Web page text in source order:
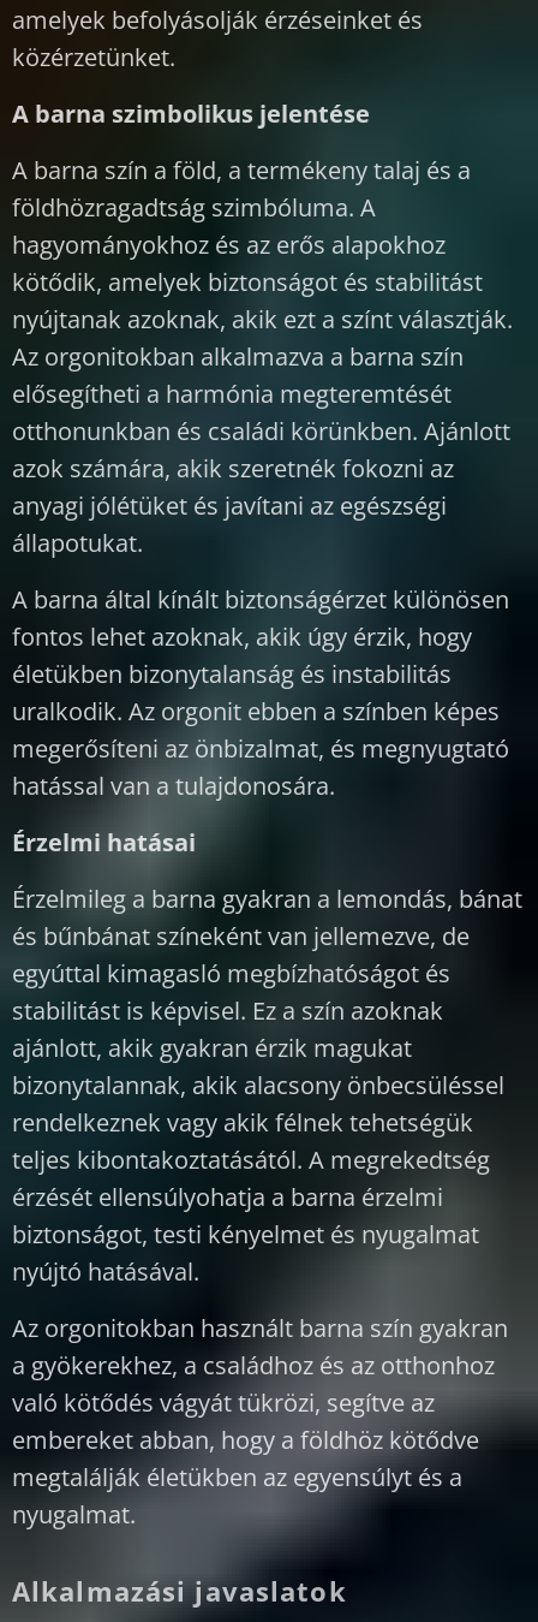
amelyek befolyásolják érzéseinket és
közérzetünket.
A barna szimbolikus jelentése
A barna szín a föld, a termékeny talaj és a
földhözragadtság szimbóluma. A
hagyományokhoz és az erős alapokhoz
kötődik, amelyek biztonságot és stabilitást
nyújtanak azoknak, akik ezt a színt választják.
Az orgonitokban alkalmazva a barna szín
elősegítheti a harmónia megteremtését
otthonunkban és családi körünkben. Ajánlott
azok számára, akik szeretnék fokozni az
anyagi jólétüket és javítani az egészségi
állapotukat.
A barna által kínált biztonságérzet különösen
fontos lehet azoknak, akik úgy érzik, hogy
életükben bizonytalanság és instabilitás
uralkodik. Az orgonit ebben a színben képes
megerősíteni az önbizalmat, és megnyugtató
hatással van a tulajdonosára.
Érzelmi hatásai
Érzelmileg a barna gyakran a lemondás, bánat
és bűnbánat színeként van jellemezve, de
egyúttal kimagasló megbízhatóságot és
stabilitást is képvisel. Ez a szín azoknak
ajánlott, akik gyakran érzik magukat
bizonytalannak, akik alacsony önbecsüléssel
rendelkeznek vagy akik félnek tehetségük
teljes kibontakoztatásától. A megrekedtség
érzését ellensúlyohatja a barna érzelmi
biztonságot, testi kényelmet és nyugalmat
nyújtó hatásával.
Az orgonitokban használt barna szín gyakran
a gyökerekhez, a családhoz és az otthonhoz
való kötődés vágyát tükrözi, segítve az
embereket abban, hogy a földhöz kötődve
megtalálják életükben az egyensúlyt és a
nyugalmat.
Alkalmazási javaslatok